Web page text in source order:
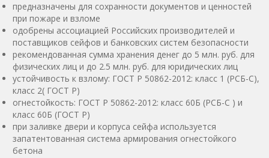
предназначены для сохранности документов и ценностей
при пожаре и взломе
одобрены ассоциацией Российских производителей и
поставщиков сейфов и банковских систем безопасности
рекомендованная сумма хранения денег до 5 млн. руб. для
физических лиц и до 2.5 млн. руб. для юридических лиц
устойчивость к взлому: ГОСТ Р 50862-2012: класс 1 (РСБ-С),
класс 2( ГОСТ Р)
огнестойкость: ГОСТ Р 50862-2012: класс 60Б (РСБ-С ) и
класс 60Б (ГОСТ Р)
при заливке двери и корпуса сейфа используется
запатентованная система армирования огнестойкого
бетона